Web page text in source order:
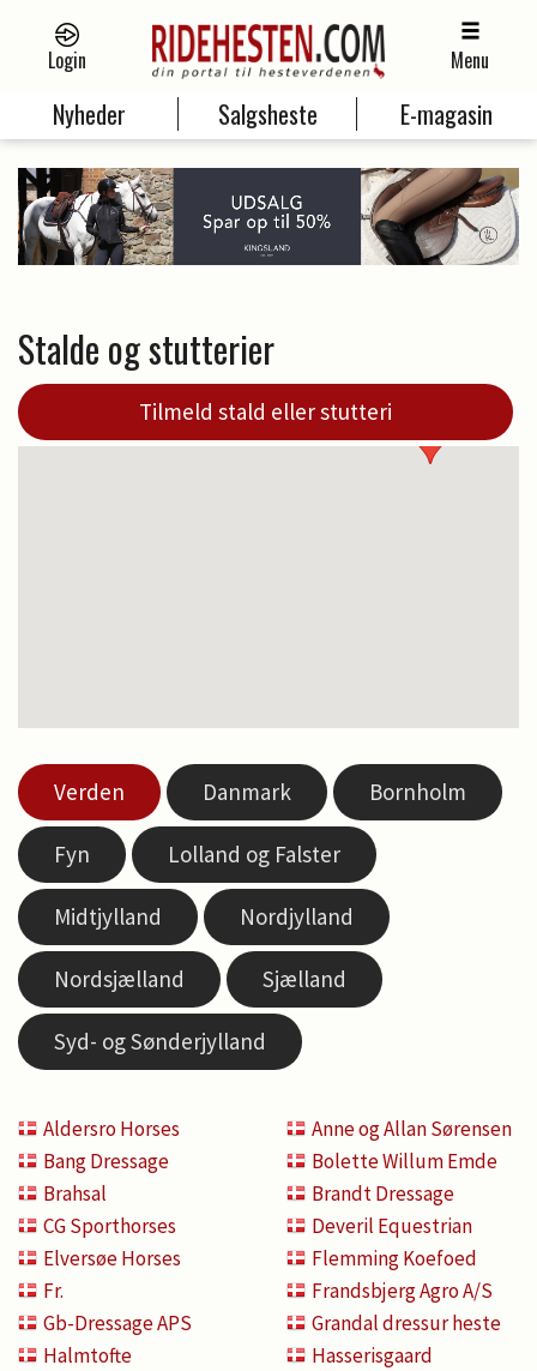
Login Menu
Nyheder Salgsheste E-magasin
Stalde og stutterier
Tilmeld stald eller stutteri
Verden Danmark Bornholm
Fyn Lolland og Falster
Midtjylland Nordjylland
Nordsjælland Sjælland
Syd- og Sønderjylland
Aldersro Horses
Anne og Allan Sørensen
Bang Dressage
Bolette Willum Emde
Brahsal
Brandt Dressage
CG Sporthorses
Deveril Equestrian
Elversøe Horses
Flemming Koefoed
Fr.
Frandsbjerg Agro A/S
Gb-Dressage APS
Grandal dressur heste
Halmtofte
Hasserisgaard